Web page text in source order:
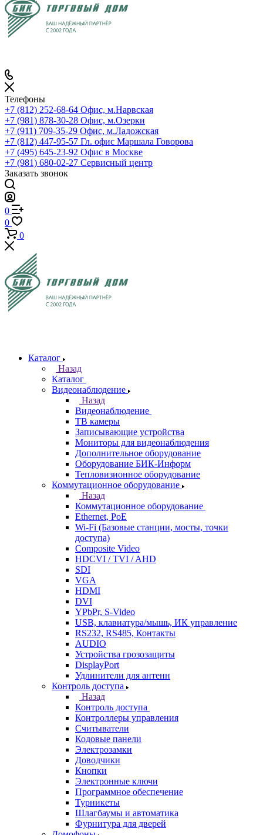
Телефоны
+7 (812) 252-68-64 Офис, м.Нарвская
+7 (981) 878-30-28 Офис, м.Озерки
+7 (911) 709-35-29 Офис, м.Ладожская
+7 (812) 447-95-57 Гл. офис Маршала Говорова
+7 (495) 645-23-92 Офис в Москве
+7 (981) 680-02-27 Сервисный центр
Заказать звонок
0
0
0
Каталог
Назад
Каталог
Видеонаблюдение
Назад
Видеонаблюдение
ТВ камеры
Записывающие устройства
Мониторы для видеонаблюдения
Дополнительное оборудование
Оборудование БИК-Информ
Тепловизионное оборудование
Коммутационное оборудование
Назад
Коммутационное оборудование
Ethernet, PoE
Wi-Fi (Базовые станции, мосты, точки
доступа)
Composite Video
HDCVI / TVI / AHD
SDI
VGA
HDMI
DVI
YPbPr, S-Video
USB, клавиатура/мышь, ИК управление
RS232, RS485, Контакты
AUDIO
Устройства грозозащиты
DisplayPort
Удлинители для антенн
Контроль доступа
Назад
Контроль доступа
Контроллеры управления
Считыватели
Кодовые панели
Электрозамки
Доводчики
Кнопки
Электронные ключи
Программное обеспечение
Турникеты
Шлагбаумы и автоматика
Фурнитура для дверей